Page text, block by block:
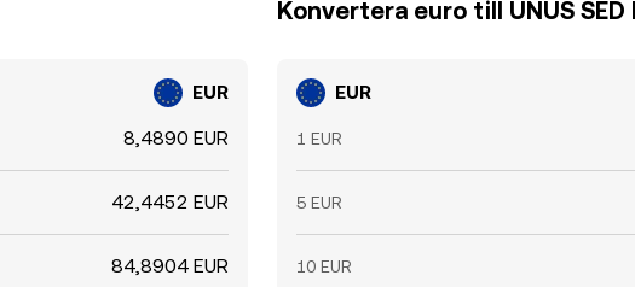
EUR
8,4890 EUR
42,4452 EUR
84,8904 EUR
Konvertera euro till UNUS SED
EUR
1 EUR
5 EUR
10 EUR